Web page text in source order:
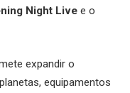
Night Live e o
expandir o
equipamentos